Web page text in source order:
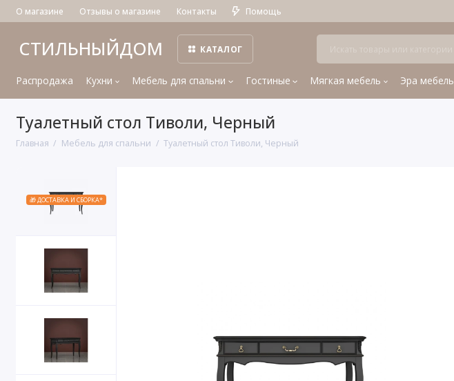
О магазине Отзывы о магазине Контакты Помощь
СТИЛЬНЫЙДОМ КАТАЛОГ
Распродажа Кухни Мебель для спальни Гостиные Мягкая мебель Эра мебель
Туалетный стол Тиволи, Черный
Главная Мебель для спальни Туалетный стол Тиволи, Черный
🎁 ДОСТАВКА И СБОРКА*